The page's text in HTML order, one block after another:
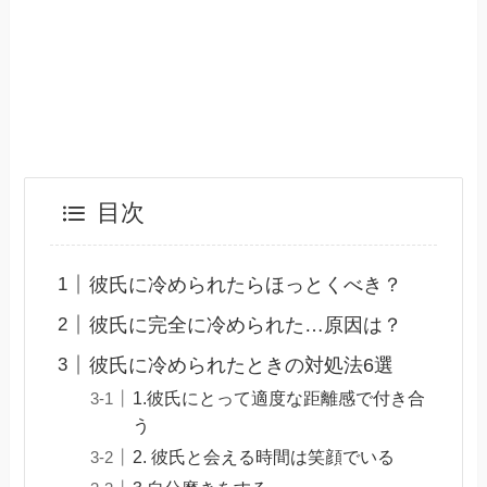
目次
彼氏に冷められたらほっとくべき？
彼氏に完全に冷められた…原因は？
彼氏に冷められたときの対処法6選
1.彼氏にとって適度な距離感で付き合
う
2. 彼氏と会える時間は笑顔でいる